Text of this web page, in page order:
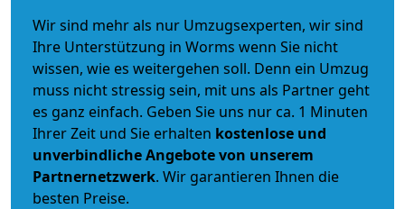
Wir sind mehr als nur Umzugsexperten, wir sind
Ihre Unterstützung in Worms wenn Sie nicht
wissen, wie es weitergehen soll. Denn ein Umzug
muss nicht stressig sein, mit uns als Partner geht
es ganz einfach. Geben Sie uns nur ca. 1 Minuten
Ihrer Zeit und Sie erhalten kostenlose und
unverbindlicheAngebote von unserem
Partnernetzwerk. Wir garantieren Ihnen die
besten Preise.